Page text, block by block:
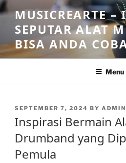
Skip
to
content
MUSICREARTE –
SEPUTAR ALAT
BISA ANDA
Menu
POSTED
SEPTEMBER 7, 2024 BY
Inspirasi Bermain
Drumband yang
Pemula